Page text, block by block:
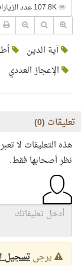
آية الدين
الإعجاز العددي
تعليقات (0
)
هذه التعليقات لا
نظر أصحابها فقط.
يرجىتسجيل